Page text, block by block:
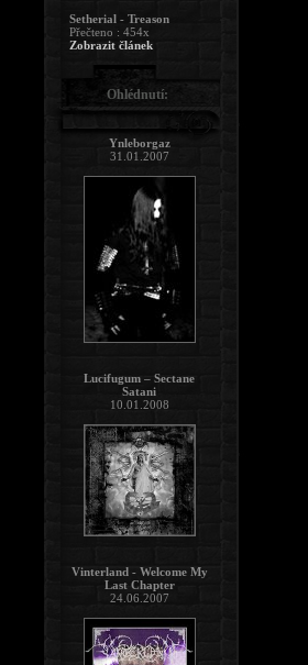
Setherial - Treason
Přečteno : 454x
Zobrazit článek
Ohlédnutí:
Ynleborgaz
31.01.2007
Lucifugum – Sectane
Satani
10.01.2008
Vinterland - Welcome My
Last Chapter
24.06.2007